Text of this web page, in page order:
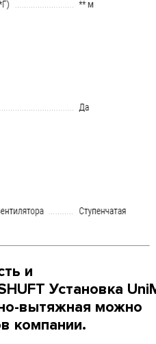
и
Установка
вытяжная можно
компании.